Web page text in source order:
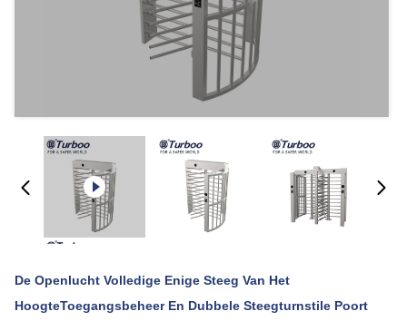
De Openlucht Volledige Enige Steeg Van Het
HoogteToegangsbeheer En Dubbele Steegturnstile Poort